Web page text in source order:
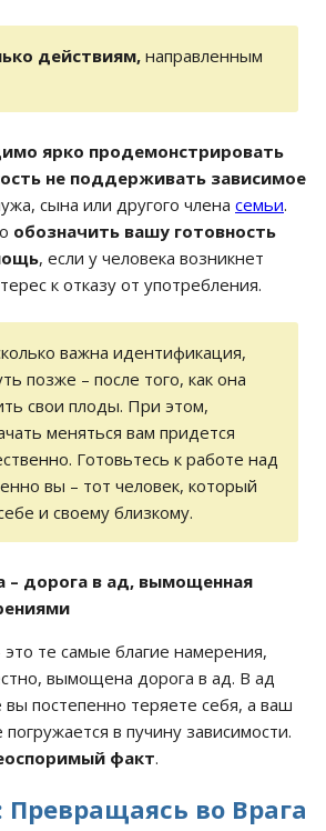
действиям,направленным
ярко продемонстрировать
не поддерживать зависимое
сына или другого члена семьи.
обозначить вашу готовность
, если у человека возникнет
к отказу от употребления.
важна идентификация,
позже – после того, как она
свои плоды. При этом,
меняться вам придется
Готовьтесь к работе над
вы – тот человек, который
и своему близкому.
– дорога в ад, вымощенная
те самые благие намерения,
вымощена дорога в ад. В ад
вы постепенно теряете себя, а ваш
в пучину зависимости.
факт.
Превращаясь во Врага